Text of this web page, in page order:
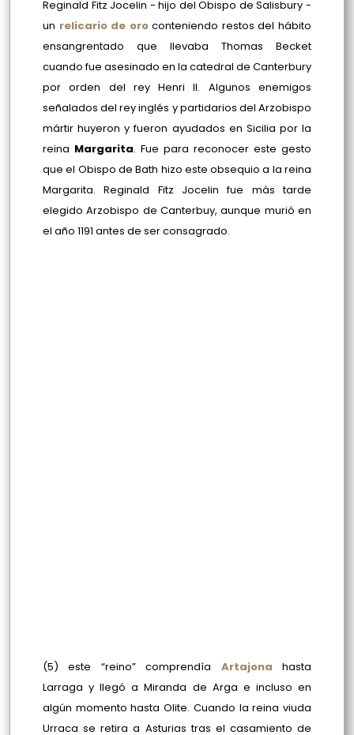
Reginald Fitz Jocelin - hijo del Obispo de Salisbury -
un relicario de oroconteniendo restos del hábito
ensangrentado que llevaba Thomas Becket
cuando fue asesinado en la catedral de Canterbury
por orden del rey Henri II. Algunos enemigos
señalados del rey inglés y partidarios del Arzobispo
mártir huyeron y fueron ayudados en Sicilia por la
reina Margarita. Fue para reconocer este gesto
que el Obispo de Bath hizo este obsequio a la reina
Margarita. Reginald Fitz Jocelin fue más tarde
elegido Arzobispo de Canterbuy, aunque murió en
el año 1191 antes de ser consagrado.
(5) este “reino” comprendía Artajona hasta
Larraga y llegó a Miranda de Arga e incluso en
algún momento hasta Olite. Cuando la reina viuda
Urraca se retira a Asturias tras el casamiento de